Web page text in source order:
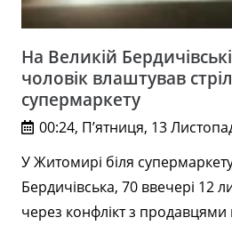
На Великій
чоловік влаштував
супермаркету
00:24, П’ятниця, 13
У Житомирі біля
Бердичівська, 70 ввечері 12
через конфлікт з продавцями